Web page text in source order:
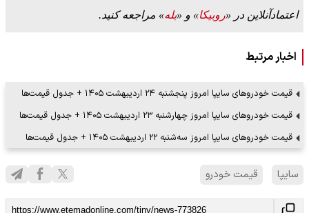
اعتمادآنلاین در «روبیکا» و «بله» مراجعه کنید.
اخبار مرتبط
قیمت خودرو‌های سایپا امروز پنجشنبه ۲۴ اردیبهشت ۱۴۰۵ + جدول قیمت‌ها
قیمت خودرو‌های سایپا امروز چهارشنبه ۲۳ اردیبهشت ۱۴۰۵ + جدول قیمت‌ها
قیمت خودرو‌های سایپا امروز سه‌شنبه ۲۲ اردیبهشت ۱۴۰۵ + جدول قیمت‌ها
سایپا قیمت خودرو